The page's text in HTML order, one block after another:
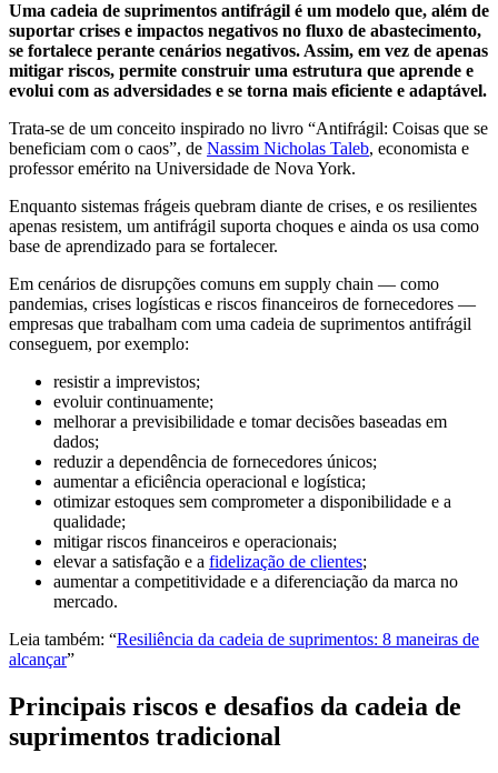
Uma cadeia de suprimentos antifrágil é um modelo que, além de
suportar crises e impactos negativos no fluxo de abastecimento,
se fortalece perante cenários negativos. Assim, em vez de apenas
mitigar riscos, permite construir uma estrutura que aprende e
evolui com as adversidades e se torna mais eficiente e adaptável.
Trata-se de um conceito inspirado no livro “Antifrágil: Coisas que se
beneficiam com o caos”, de Nassim Nicholas Taleb, economista e
professor emérito na Universidade de Nova York.
Enquanto sistemas frágeis quebram diante de crises, e os resilientes
apenas resistem, um antifrágil suporta choques e ainda os usa como
base de aprendizado para se fortalecer.
Em cenários de disrupções comuns em supply chain — como
pandemias, crises logísticas e riscos financeiros de fornecedores —
empresas que trabalham com uma cadeia de suprimentos antifrágil
conseguem, por exemplo:
resistir a imprevistos;
evoluir continuamente;
melhorar a previsibilidade e tomar decisões baseadas em
dados;
reduzir a dependência de fornecedores únicos;
aumentar a eficiência operacional e logística;
otimizar estoques sem comprometer a disponibilidade e a
qualidade;
mitigar riscos financeiros e operacionais;
elevar a satisfação e a fidelização de clientes;
aumentar a competitividade e a diferenciação da marca no
mercado.
Leia também: “Resiliência da cadeia de suprimentos: 8 maneiras de
alcançar”
Principais riscos e desafios da cadeia de
suprimentos tradicional